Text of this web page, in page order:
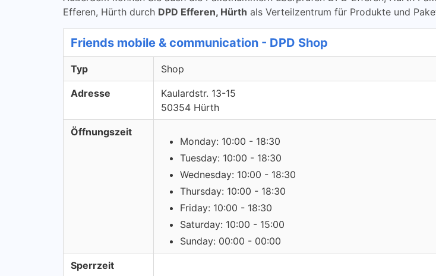
Efferen, Hürth durch DPD Efferen, Hürth als Verteilzentrum für Produkte und
Friends mobile & communication - DPD Shop
Typ Shop
Adresse
Kaulardstr. 13-15
50354 Hürth
Öffnungszeit
Monday: 10:00 - 18:30
Tuesday: 10:00 - 18:30
Wednesday: 10:00 - 18:30
Thursday: 10:00 - 18:30
Friday: 10:00 - 18:30
Saturday: 10:00 - 15:00
Sunday: 00:00 - 00:00
Sperrzeit